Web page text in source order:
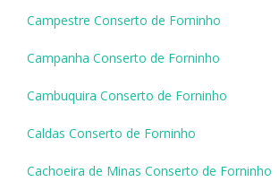
Campestre Conserto de Forninho
Campanha Conserto de Forninho
Cambuquira Conserto de Forninho
Caldas Conserto de Forninho
Cachoeira de Minas Conserto de Forninho